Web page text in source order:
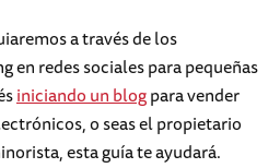
a través de los
en redes sociales para pequeñas
iniciando un blogpara vender
o seas el propietario
esta guía te ayudará.